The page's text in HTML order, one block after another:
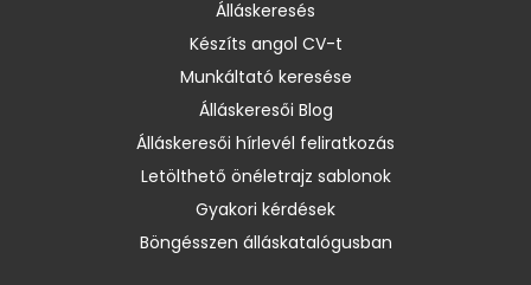
Álláskeresés
Készíts angol CV-t
Munkáltató keresése
Álláskeresői Blog
Álláskeresői hírlevél feliratkozás
Letölthető önéletrajz sablonok
Gyakori kérdések
Böngésszen álláskatalógusban